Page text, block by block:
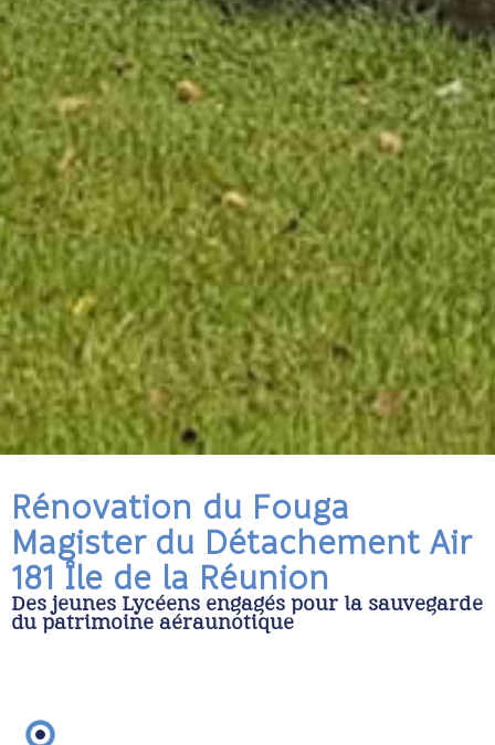
Rénovation du Fouga
Magister du Détachement Air
181 Île de la Réunion
Des jeunes Lycéens engagés pour la sauvegarde
du patrimoine aéraunotique